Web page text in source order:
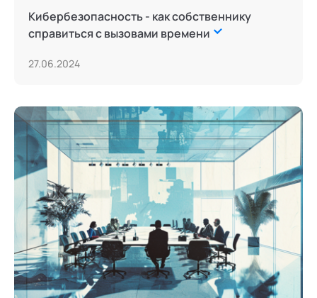
Кибербезопасность - как собственнику
справиться с вызовами времени
27.06.2024